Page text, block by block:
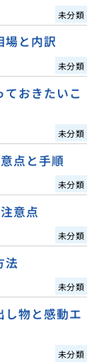
未分類
場と内訳
未分類
おきたいこ
未分類
点と手順
未分類
意点
未分類
法
未分類
し物と感動エ
未分類